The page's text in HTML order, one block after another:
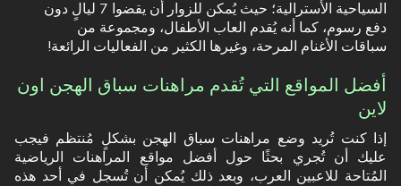
السياحية الأسترالية؛ حيث يُمكن للزوار أن يقضوا 7 ليالٍ دون
دفع رسوم، كما أنه يُقدم العاب الأطفال، ومجموعة من
سباقات الأغنام المرحة، وغيرها الكثير من الفعاليات الرائعة!
أفضل المواقع التي تُقدم مراهنات سباق الهجن اون
لاين
إذا كنت تُريد وضع مراهنات سباق الهجن بشكلٍ مُنتظم فيجب
عليك أن تُجري بحثًا حول أفضل مواقع المراهنات الرياضية
المُتاحة للاعبين العرب، وبعد ذلك يُمكن أن تُسجل في أحد هذه